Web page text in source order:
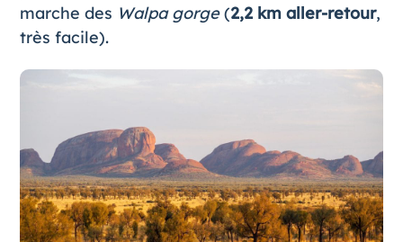
marche des Walpa gorge(2,2 km aller-retour,
très facile).